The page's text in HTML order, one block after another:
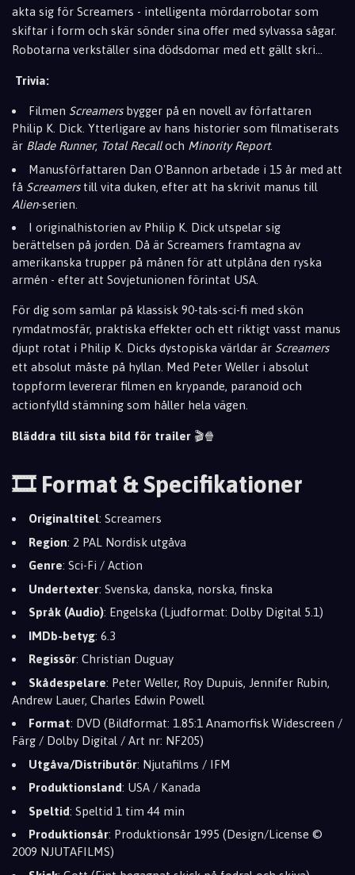
akta sig för Screamers - intelligenta mördarrobotar som
skiftar i form och skär sönder sina offer med sylvassa sågar.
Robotarna verkställer sina dödsdomar med ett gällt skri...
Trivia:
Filmen Screamersbygger på en novell av författaren
Philip K. Dick. Ytterligare av hans historier som filmatiserats
är Blade Runner, Total Recalloch Minority Report.
Manusförfattaren Dan O'Bannon arbetade i 15 år med att
få Screamerstill vita duken, efter att ha skrivit manus till
Alien-serien.
I originalhistorien av Philip K. Dick utspelar sig
berättelsen på jorden. Då är Screamers framtagna av
amerikanska trupper på månen för att utplåna den ryska
armén - efter att Sovjetunionen förintat USA.
För dig som samlar på klassisk 90-tals-sci-fi med skön
rymdatmosfär, praktiska effekter och ett riktigt vasst manus
djupt rotat i Philip K. Dicks dystopiska världar är Screamers
ett absolut måste på hyllan. Med Peter Weller i absolut
toppform levererar filmen en krypande, paranoid och
actionfylld stämning som håller hela vägen.
Bläddra till sista bild för trailer 🎬🍿
🎞️ Format & Specifikationer
Originaltitel: Screamers
Region: 2 PAL Nordisk utgåva
Genre: Sci-Fi / Action
Undertexter: Svenska, danska, norska, finska
Språk (Audio): Engelska (Ljudformat: Dolby Digital 5.1)
IMDb-betyg: 6.3
Regissör: Christian Duguay
Skådespelare: Peter Weller, Roy Dupuis, Jennifer Rubin,
Andrew Lauer, Charles Edwin Powell
Format: DVD (Bildformat: 1.85:1 Anamorfisk Widescreen /
Färg / Dolby Digital / Art nr: NF205)
Utgåva/Distributör: Njutafilms / IFM
Produktionsland: USA / Kanada
Speltid: Speltid 1 tim 44 min
Produktionsår: Produktionsår 1995 (Design/License ©
2009 NJUTAFILMS)